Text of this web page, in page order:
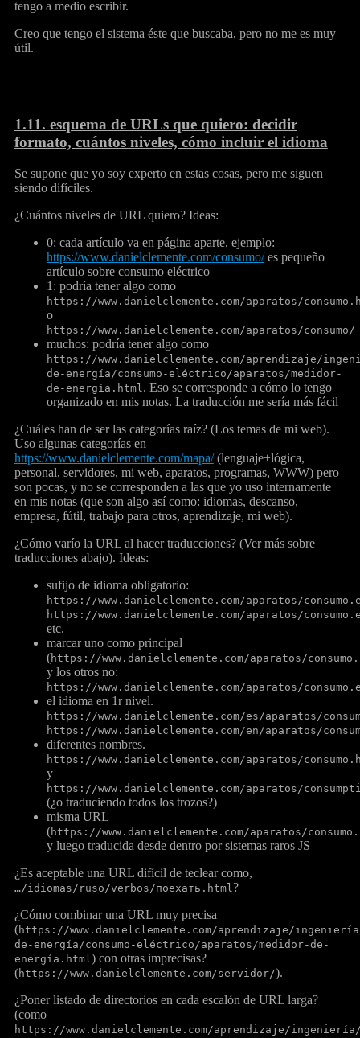
tengo a medio escribir.
Creo que tengo el sistema éste que buscaba, pero no me es muy
útil.
1.11. esquema de URLs que quiero: decidir
formato, cuántos niveles, cómo incluir el idioma
Se supone que yo soy experto en estas cosas, pero me siguen
siendo difíciles.
¿Cuántos niveles de URL quiero? Ideas:
0: cada artículo va en página aparte, ejemplo:
https://www.danielclemente.com/consumo/es pequeño
artículo sobre consumo eléctrico
1: podría tener algo como
https://www.danielclemente.com/aparatos/
o
https://www.danielclemente.com/aparatos/consumo/
muchos: podría tener algo como
https://www.danielclemente.com/aprendizaje/
de-energía/consumo-eléctrico/aparatos/medidor-
de-energía.html . Eso se corresponde a cómo lo tengo
organizado en mis notas. La traducción me sería más fácil
¿Cuáles han de ser las categorías raíz? (Los temas de mi web).
Uso algunas categorías en
https://www.danielclemente.com/mapa/(lenguaje+lógica,
personal, servidores, mi web, aparatos, programas, WWW) pero
son pocas, y no se corresponden a las que yo uso internamente
en mis notas (que son algo así como: idiomas, descanso,
empresa, fútil, trabajo para otros, aprendizaje, mi web).
¿Cómo varío la URL al hacer traducciones? (Ver más sobre
traducciones abajo). Ideas:
sufijo de idioma obligatorio:
https://www.danielclemente.com/aparatos/
https://www.danielclemente.com/aparatos/
etc.
marcar uno como principal
(https://www.danielclemente.com/aparatos/
y los otros no:
https://www.danielclemente.com/aparatos/
el idioma en 1r nivel.
https://www.danielclemente.com/es/aparatos/
https://www.danielclemente.com/en/aparatos/
diferentes nombres.
https://www.danielclemente.com/aparatos/
y
https://www.danielclemente.com/aparatos/
(¿o traduciendo todos los trozos?)
misma URL
(https://www.danielclemente.com/aparatos/
y luego traducida desde dentro por sistemas raros JS
¿Es aceptable una URL difícil de teclear como,
…/idiomas/ruso/verbos/поехать.html ?
¿Cómo combinar una URL muy precisa
(https://www.danielclemente.com/aprendizaje/
de-energía/consumo-eléctrico/aparatos/medidor-de-
energía.html ) con otras imprecisas?
(https://www.danielclemente.com/servidor/).
¿Poner listado de directorios en cada escalón de URL larga?
(como
https://www.danielclemente.com/aprendizaje/